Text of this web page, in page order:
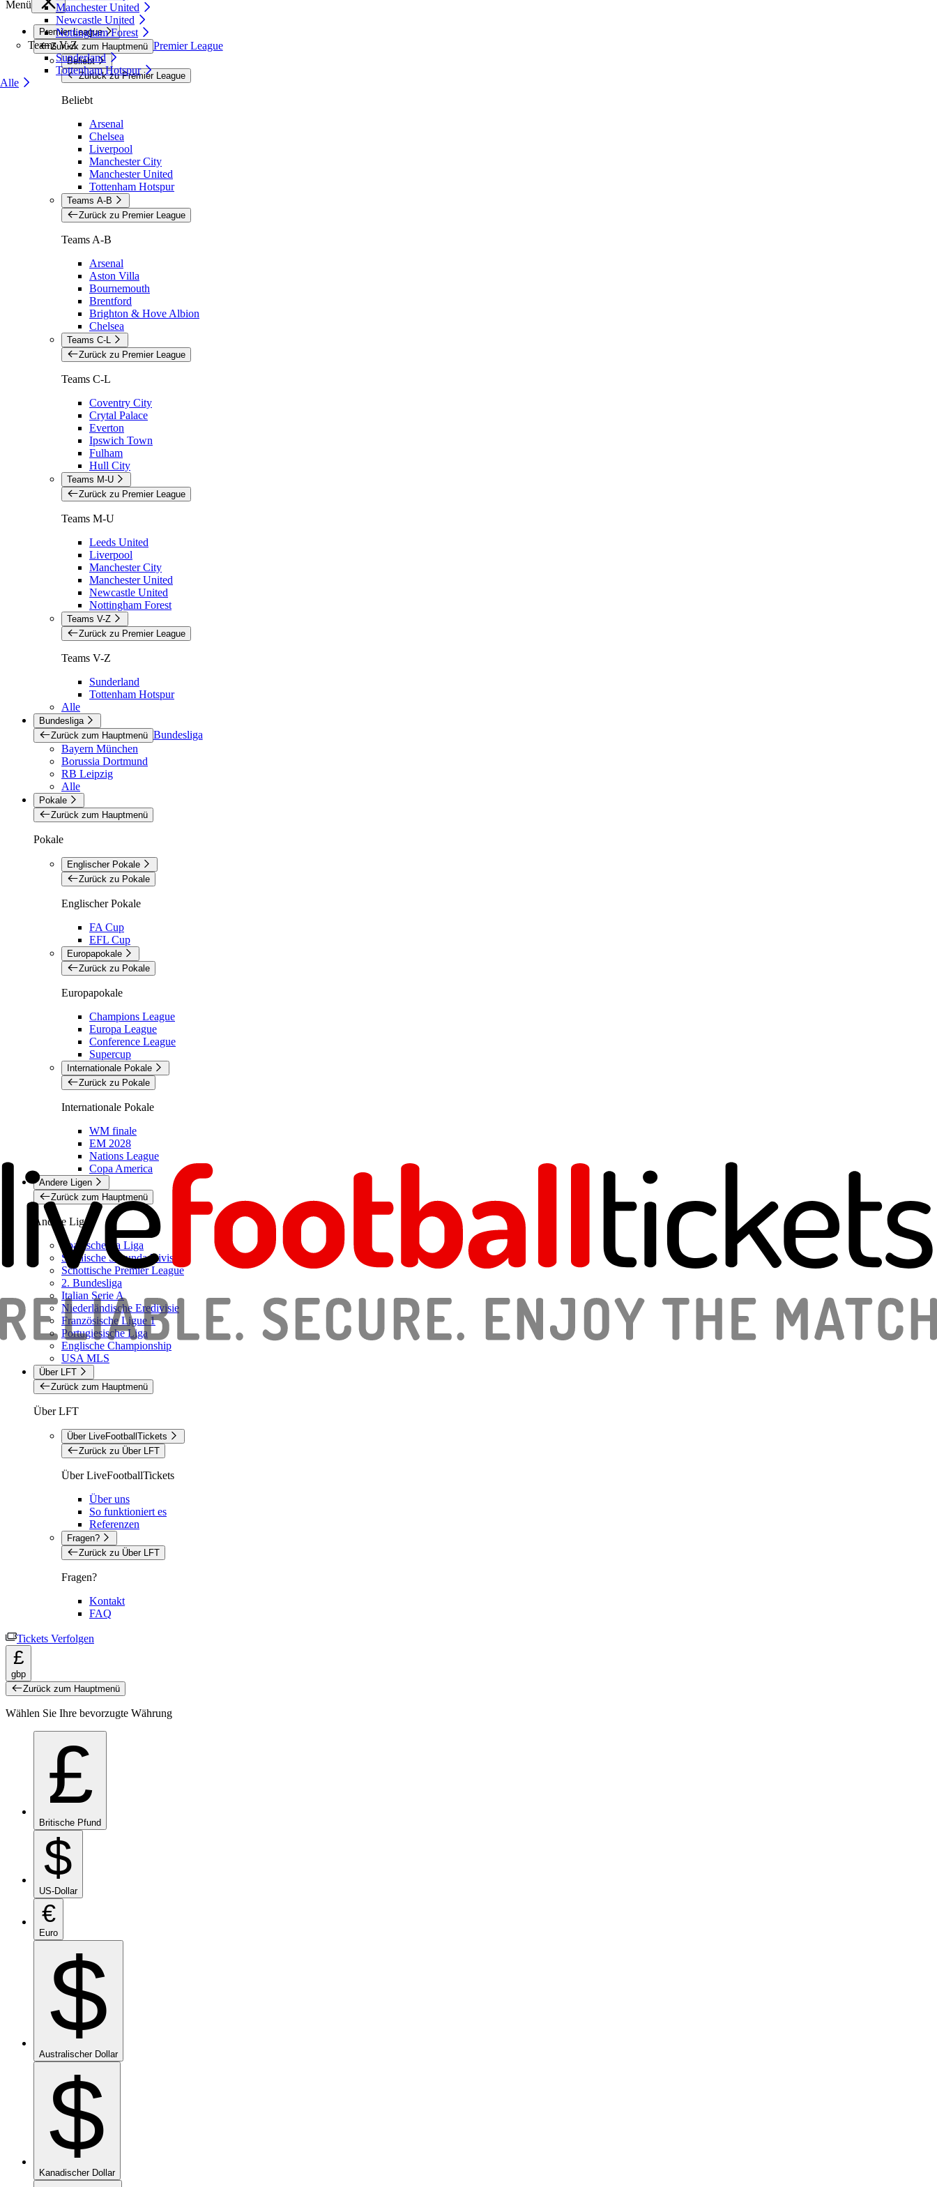
Manchester United
Newcastle United
Nottingham Forest
Teams V-Z
Sunderland
Tottenham Hotspur
Alle
Menü
Premier League
Zurück zum Hauptmenü Premier League
Beliebt
Zurück zu Premier League
Beliebt
Arsenal
Chelsea
Liverpool
Manchester City
Manchester United
Tottenham Hotspur
Teams A-B
Zurück zu Premier League
Teams A-B
Arsenal
Aston Villa
Bournemouth
Brentford
Brighton & Hove Albion
Chelsea
Teams C-L
Zurück zu Premier League
Teams C-L
Coventry City
Crytal Palace
Everton
Ipswich Town
Fulham
Hull City
Teams M-U
Zurück zu Premier League
Teams M-U
Leeds United
Liverpool
Manchester City
Manchester United
Newcastle United
Nottingham Forest
Teams V-Z
Zurück zu Premier League
Teams V-Z
Sunderland
Tottenham Hotspur
Alle
Bundesliga
Zurück zum Hauptmenü Bundesliga
Bayern München
Borussia Dortmund
RB Leipzig
Alle
Pokale
Zurück zum Hauptmenü
Pokale
Englischer Pokale
Zurück zu Pokale
Englischer Pokale
FA Cup
EFL Cup
Europapokale
Zurück zu Pokale
Europapokale
Champions League
Europa League
Conference League
Supercup
Internationale Pokale
Zurück zu Pokale
Internationale Pokale
WM finale
EM 2028
Nations League
Copa America
Andere Ligen
Zurück zum Hauptmenü
Andere Ligen
Spanische La Liga
Spanische Segunda Division
Schottische Premier League
2. Bundesliga
Italian Serie A
Niederländische Eredivisie
Französische Ligue 1
Portugiesische Liga
Englische Championship
USA MLS
Über LFT
Zurück zum Hauptmenü
Über LFT
Über LiveFootballTickets
Zurück zu Über LFT
Über LiveFootballTickets
Über uns
So funktioniert es
Referenzen
Fragen?
Zurück zu Über LFT
Fragen?
Kontakt
FAQ
Tickets Verfolgen
£
gbp
Zurück zum Hauptmenü
Wählen Sie Ihre bevorzugte Währung
£
Britische Pfund
$
US-Dollar
€
Euro
$
Australischer Dollar
$
Kanadischer Dollar